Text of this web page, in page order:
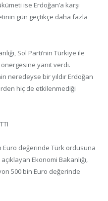
ise Erdoğan’a karşı
gün geçtikçe daha fazla
Sol Parti’nin Türkiye ile
yanıt verdi.
neredeyse bir yıldır Erdoğan
hiç de etkilenmediği
Euro değerinde Türk ordusuna
Ekonomi Bakanlığı,
500 bin Euro değerinde